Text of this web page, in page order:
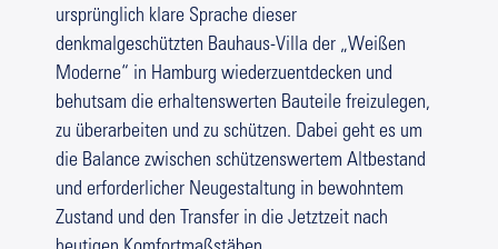
ursprünglich klare Sprache dieser
denkmalgeschützten Bauhaus-Villa der „Weißen
Moderne“ in Hamburg wiederzuentdecken und
behutsam die erhaltenswerten Bauteile freizulegen,
zu überarbeiten und zu schützen. Dabei geht es um
die Balance zwischen schützenswertem Altbestand
und erforderlicher Neugestaltung in bewohntem
Zustand und den Transfer in die Jetztzeit nach